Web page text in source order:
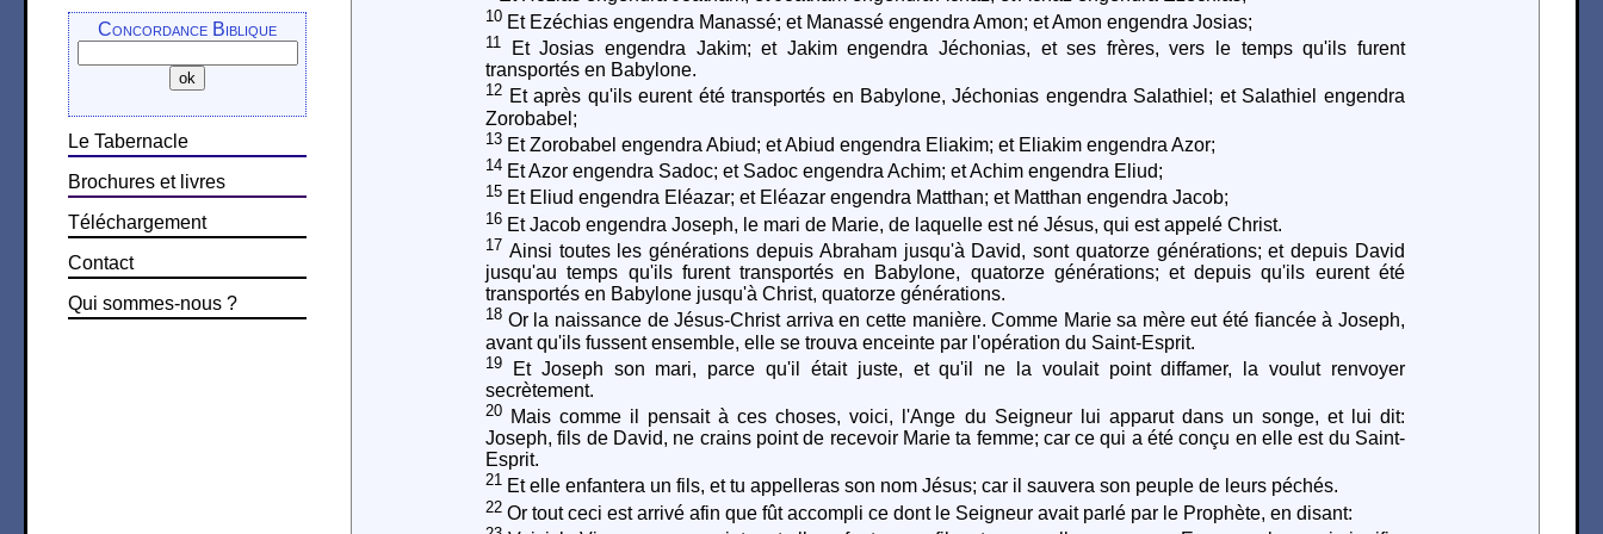
Concordance Biblique
Le Tabernacle
Brochures et livres
Téléchargement
Contact
Qui sommes-nous ?
10 Et Ezéchias engendra Manassé; et Manassé engendra Amon; et Amon engendra Josias;
11 Et Josias engendra Jakim; et Jakim engendra Jéchonias, et ses frères, vers le temps qu'ils furent
transportés en Babylone.
12 Et après qu'ils eurent été transportés en Babylone, Jéchonias engendra Salathiel; et Salathiel engendra
Zorobabel;
13 Et Zorobabel engendra Abiud; et Abiud engendra Eliakim; et Eliakim engendra Azor;
14 Et Azor engendra Sadoc; et Sadoc engendra Achim; et Achim engendra Eliud;
15 Et Eliud engendra Eléazar; et Eléazar engendra Matthan; et Matthan engendra Jacob;
16 Et Jacob engendra Joseph, le mari de Marie, de laquelle est né Jésus, qui est appelé Christ.
17 Ainsi toutes les générations depuis Abraham jusqu'à David, sont quatorze générations; et depuis David
jusqu'au temps qu'ils furent transportés en Babylone, quatorze générations; et depuis qu'ils eurent été
transportés en Babylone jusqu'à Christ, quatorze générations.
18 Or la naissance de Jésus-Christ arriva en cette manière. Comme Marie sa mère eut été fiancée à Joseph,
avant qu'ils fussent ensemble, elle se trouva enceinte par l'opération du Saint-Esprit.
19 Et Joseph son mari, parce qu'il était juste, et qu'il ne la voulait point diffamer, la voulut renvoyer
secrètement.
20 Mais comme il pensait à ces choses, voici, l'Ange du Seigneur lui apparut dans un songe, et lui dit:
Joseph, fils de David, ne crains point de recevoir Marie ta femme; car ce qui a été conçu en elle est du Saint-
Esprit.
21 Et elle enfantera un fils, et tu appelleras son nom Jésus; car il sauvera son peuple de leurs péchés.
22 Or tout ceci est arrivé afin que fût accompli ce dont le Seigneur avait parlé par le Prophète, en disant: